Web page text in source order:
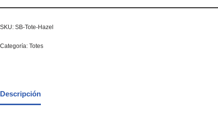
SKU: SB-Tote-Hazel
Categoría: Totes
Descripción